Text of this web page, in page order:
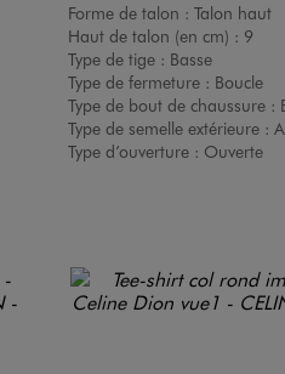
Forme de talon : Talon haut
Haut de talon (en cm) : 9
Type de tige : Basse
Type de fermeture : Boucle
Type de bout de chaussure :
Type de semelle extérieure :
Type d’ouverture : Ouverte